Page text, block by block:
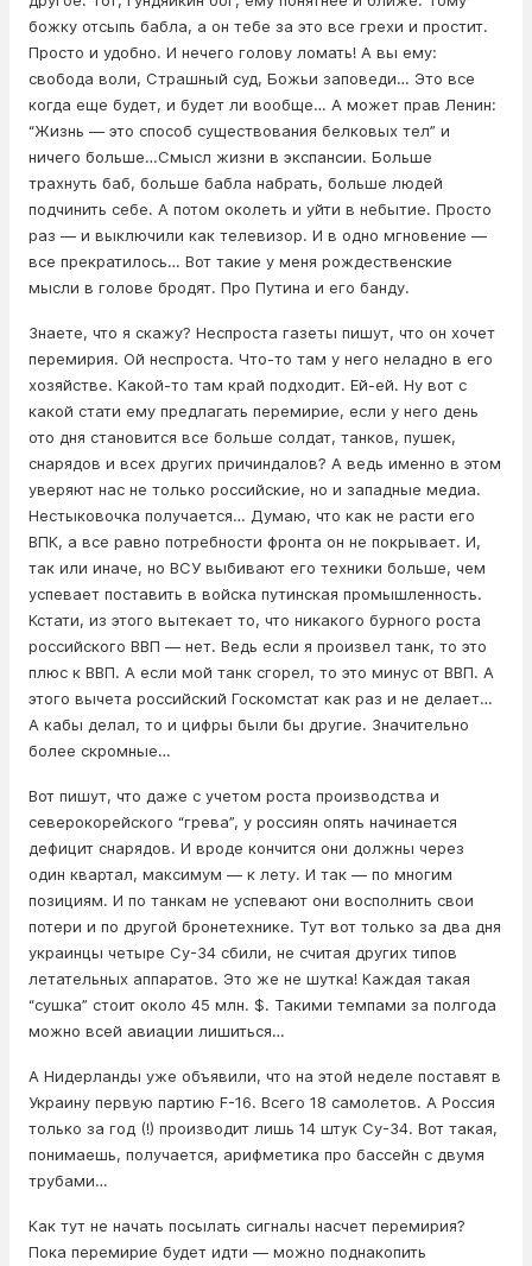
божку отсыпь бабла, а он тебе за это все грехи и простит.
Просто и удобно. И нечего голову ломать! А вы ему:
свобода воли, Страшный суд, Божьи заповеди… Это все
когда еще будет, и будет ли вообще… А может прав Ленин:
“Жизнь — это способ существования белковых тел” и
ничего больше…Смысл жизни в экспансии. Больше
трахнуть баб, больше бабла набрать, больше людей
подчинить себе. А потом околеть и уйти в небытие. Просто
раз — и выключили как телевизор. И в одно мгновение —
все прекратилось… Вот такие у меня рождественские
мысли в голове бродят. Про Путина и его банду.
Знаете, что я скажу? Неспроста газеты пишут, что он хочет
перемирия. Ой неспроста. Что-то там у него неладно в его
хозяйстве. Какой-то там край подходит. Ей-ей. Ну вот с
какой стати ему предлагать перемирие, если у него день
ото дня становится все больше солдат, танков, пушек,
снарядов и всех других причиндалов? А ведь именно в этом
уверяют нас не только российские, но и западные медиа.
Нестыковочка получается… Думаю, что как не расти его
ВПК, а все равно потребности фронта он не покрывает. И,
так или иначе, но ВСУ выбивают его техники больше, чем
успевает поставить в войска путинская промышленность.
Кстати, из этого вытекает то, что никакого бурного роста
российского ВВП — нет. Ведь если я произвел танк, то это
плюс к ВВП. А если мой танк сгорел, то это минус от ВВП. А
этого вычета российский Госкомстат как раз и не делает…
А кабы делал, то и цифры были бы другие. Значительно
более скромные…
Вот пишут, что даже с учетом роста производства и
северокорейского “грева”, у россиян опять начинается
дефицит снарядов. И вроде кончится они должны через
один квартал, максимум — к лету. И так — по многим
позициям. И по танкам не успевают они восполнить свои
потери и по другой бронетехнике. Тут вот только за два дня
украинцы четыре Су-34 сбили, не считая других типов
летательных аппаратов. Это же не шутка! Каждая такая
“сушка” стоит около 45 млн. $. Такими темпами за полгода
можно всей авиации лишиться…
А Нидерланды уже объявили, что на этой неделе поставят в
Украину первую партию F-16. Всего 18 самолетов. А Россия
только за год (!) производит лишь 14 штук Су-34. Вот такая,
понимаешь, получается, арифметика про бассейн с двумя
трубами…
Как тут не начать посылать сигналы насчет перемирия?
Пока перемирие будет идти — можно поднакопить